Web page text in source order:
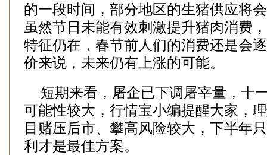
的一段时间，部分地区的生猪供应将
虽然节日未能有效刺激提升猪肉消费
特征仍在，春节前人们的消费还是会
价来说，未来仍有上涨的可能。
短期来看，屠企已下调屠宰量，十
可能性较大，行情宝小编提醒大家，
目赌压后市、攀高风险较大，下半年
利才是最佳方案。